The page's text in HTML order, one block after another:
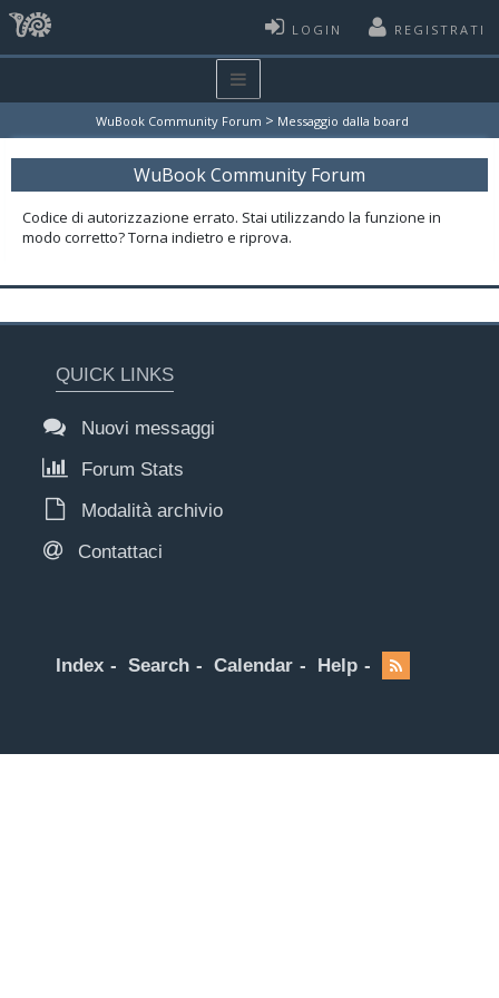
LOGIN REGISTRATI
WuBook Community Forum > Messaggio dalla board
WuBook Community Forum
Codice di autorizzazione errato. Stai utilizzando la funzione in
modo corretto? Torna indietro e riprova.
QUICK LINKS
Nuovi messaggi
Forum Stats
Modalità archivio
Contattaci
Index Search Calendar Help